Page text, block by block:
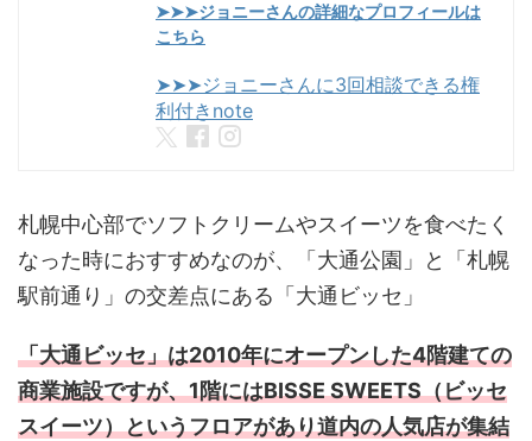
➤➤➤ジョニーさんの詳細なプロフィールは
こちら
➤➤➤ジョニーさんに3回相談できる権
利付きnote
札幌中心部でソフトクリームやスイーツを食べたく
なった時におすすめなのが、「大通公園」と「札幌
駅前通り」の交差点にある「大通ビッセ」
「大通ビッセ」は2010年にオープンした4階建ての
商業施設ですが、1階にはBISSE SWEETS（ビッセ
スイーツ）というフロアがあり道内の人気店が集結